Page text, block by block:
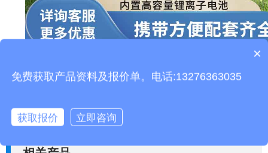
下一篇：自动识别吸虫塔实用性分析(虫害分析预测设备百科)
产品包含安装吗？
×
免费获取产品资料及报价单。电话:13276363035
获取报价 立即咨询